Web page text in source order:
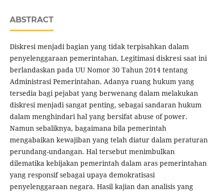
ABSTRACT
Diskresi menjadi bagian yang tidak terpisahkan dalam
penyelenggaraan pemerintahan. Legitimasi diskresi saat ini
berlandaskan pada UU Nomor 30 Tahun 2014 tentang
Administrasi Pemerintahan. Adanya ruang hukum yang
tersedia bagi pejabat yang berwenang dalam melakukan
diskresi menjadi sangat penting, sebagai sandaran hukum
dalam menghindari hal yang bersifat abuse of power.
Namun sebaliknya, bagaimana bila pemerintah
mengabaikan kewajiban yang telah diatur dalam peraturan
perundang-undangan. Hal tersebut menimbulkan
dilematika kebijakan pemerintah dalam aras pemerintahan
yang responsif sebagai upaya demokratisasi
penyelenggaraan negara. Hasil kajian dan analisis yang